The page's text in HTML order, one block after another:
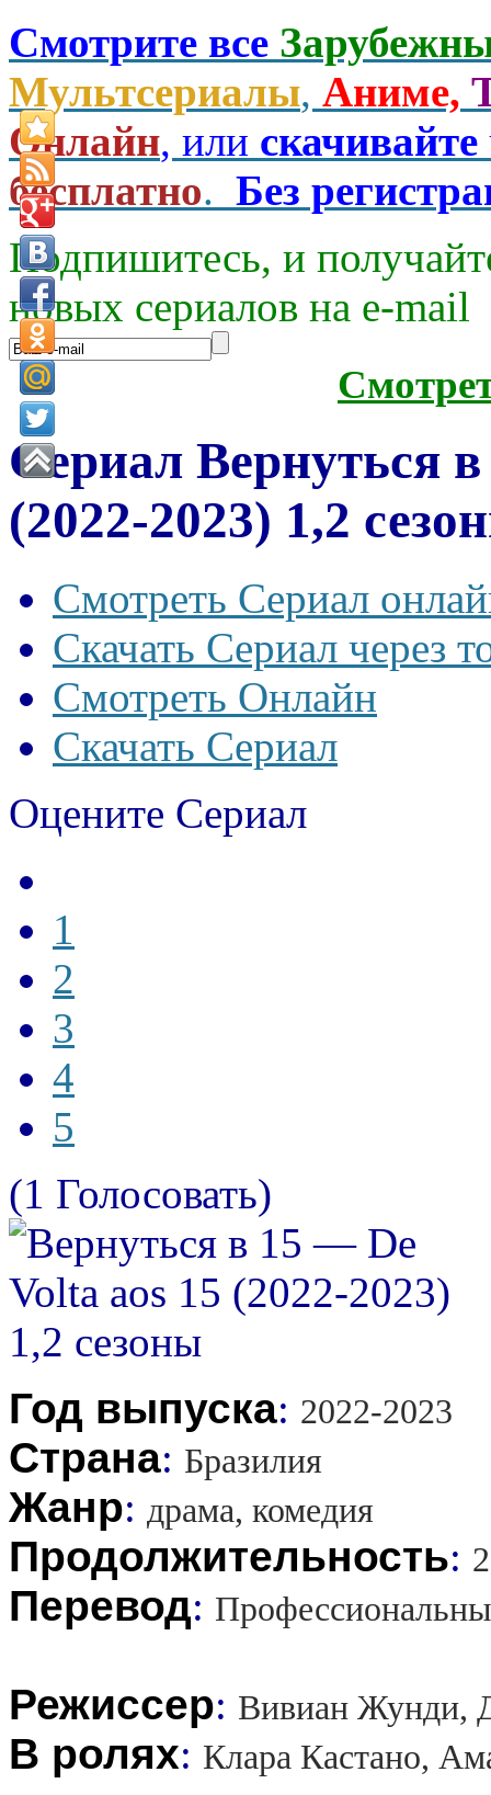
Смотрите все
Мультсериалы, Аниме,
Онлайн, или скачивайте
бесплатно. Без
Подпишитесь, и
новых сериалов на e-mаil
Сериал Вернуться
(2022-2023) 1,2
Смотреть Сериал
Скачать Сериал через
Смотреть Онлайн
Скачать Сериал
Оцените Сериал
1
2
3
4
5
(1 Голосовать)
Год выпуска: 2022-2023
Страна: Бразилия
Жанр: драма, комедия
Продолжительность:
Перевод:
Режиссер: Вивиан Жунди,
В ролях: Клара Кастано,